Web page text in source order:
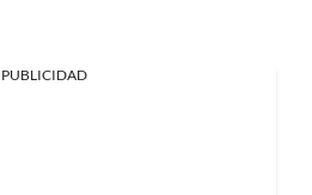
PUBLICIDAD